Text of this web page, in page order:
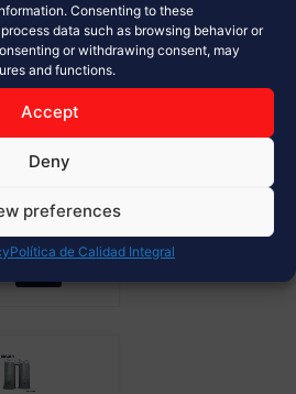
Consenting to these
data such as browsing behavior or
or withdrawing consent, may
and functions.
Accept
Deny
preferences
Política de Calidad Integral
de
materiales a
granel
Diseño
modular y
alta
resistencia...
Ver Más